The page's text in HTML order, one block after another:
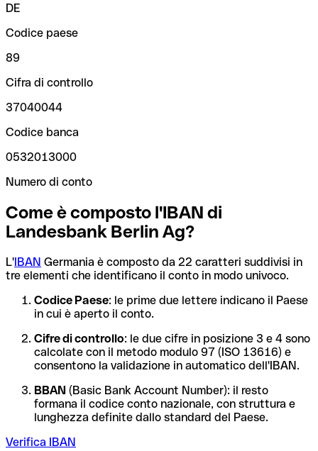
DE
Codice paese
89
Cifra di controllo
37040044
Codice banca
0532013000
Numero di conto
Come è composto l'IBAN di
Landesbank Berlin Ag?
L'IBAN Germania è composto da 22 caratteri suddivisi in
tre elementi che identificano il conto in modo univoco.
Codice Paese: le prime due lettere indicano il Paese
in cui è aperto il conto.
Cifre di controllo: le due cifre in posizione 3 e 4 sono
calcolate con il metodo modulo 97 (ISO 13616) e
consentono la validazione in automatico dell'IBAN.
BBAN (Basic Bank Account Number): il resto
formana il codice conto nazionale, con struttura e
lunghezza definite dallo standard del Paese.
Verifica IBAN